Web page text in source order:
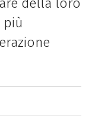
della loro
più